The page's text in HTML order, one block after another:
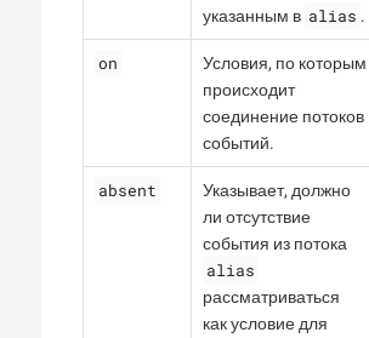
указанным в alias .
on
Условия, по которым
происходит
соединение потоков
событий.
absent
Указывает, должно
ли отсутствие
события из потока
alias
рассматриваться
как условие для